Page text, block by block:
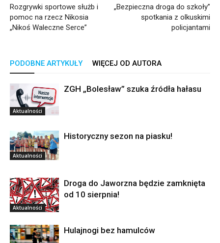
Rozgrywki sportowe służb i
pomoc na rzecz Nikosia
„Nikoś Waleczne Serce”
„Bezpieczna droga do szkoły”
spotkania z olkuskimi
policjantami
PODOBNE ARTYKUŁY WIĘCEJ OD AUTORA
Aktualności
ZGH „Bolesław” szuka źródła hałasu
Aktualności
Historyczny sezon na piasku!
Aktualności
Droga do Jaworzna będzie zamknięta
od 10 sierpnia!
Hulajnogi bez hamulców